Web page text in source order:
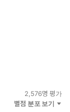
2,576명 평가
별점 분포 보기